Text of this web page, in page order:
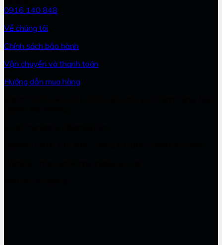
0916 140 848
Về chúng tôi
Chính sách bảo hành
Vận chuyển và thanh toán
Hướng dẫn mua hàng